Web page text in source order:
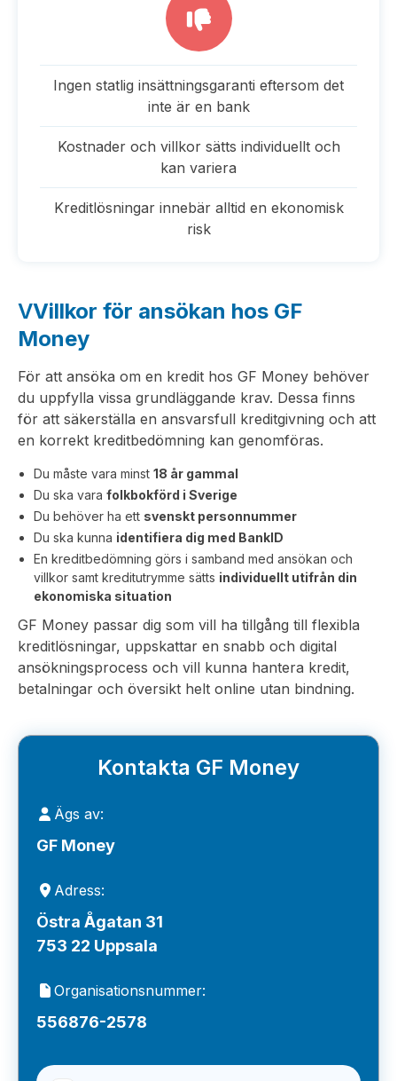
Ingen statlig insättningsgaranti eftersom det
inte är en bank
Kostnader och villkor sätts individuellt och
kan variera
Kreditlösningar innebär alltid en ekonomisk
risk
VVillkor för ansökan hos GF
Money
För att ansöka om en kredit hos GF Money behöver
du uppfylla vissa grundläggande krav. Dessa finns
för att säkerställa en ansvarsfull kreditgivning och att
en korrekt kreditbedömning kan genomföras.
Du måste vara minst 18 år gammal
Du ska vara folkbokförd i Sverige
Du behöver ha ett svenskt personnummer
Du ska kunna identifiera dig med BankID
En kreditbedömning görs i samband med ansökan och
villkor samt kreditutrymme sätts individuellt utifrån din
ekonomiska situation
GF Money passar dig som vill ha tillgång till flexibla
kreditlösningar, uppskattar en snabb och digital
ansökningsprocess och vill kunna hantera kredit,
betalningar och översikt helt online utan bindning.
Kontakta GF Money
Ägs av:
GF Money
Adress:
Östra Ågatan 31
753 22 Uppsala
Organisationsnummer:
556876-2578